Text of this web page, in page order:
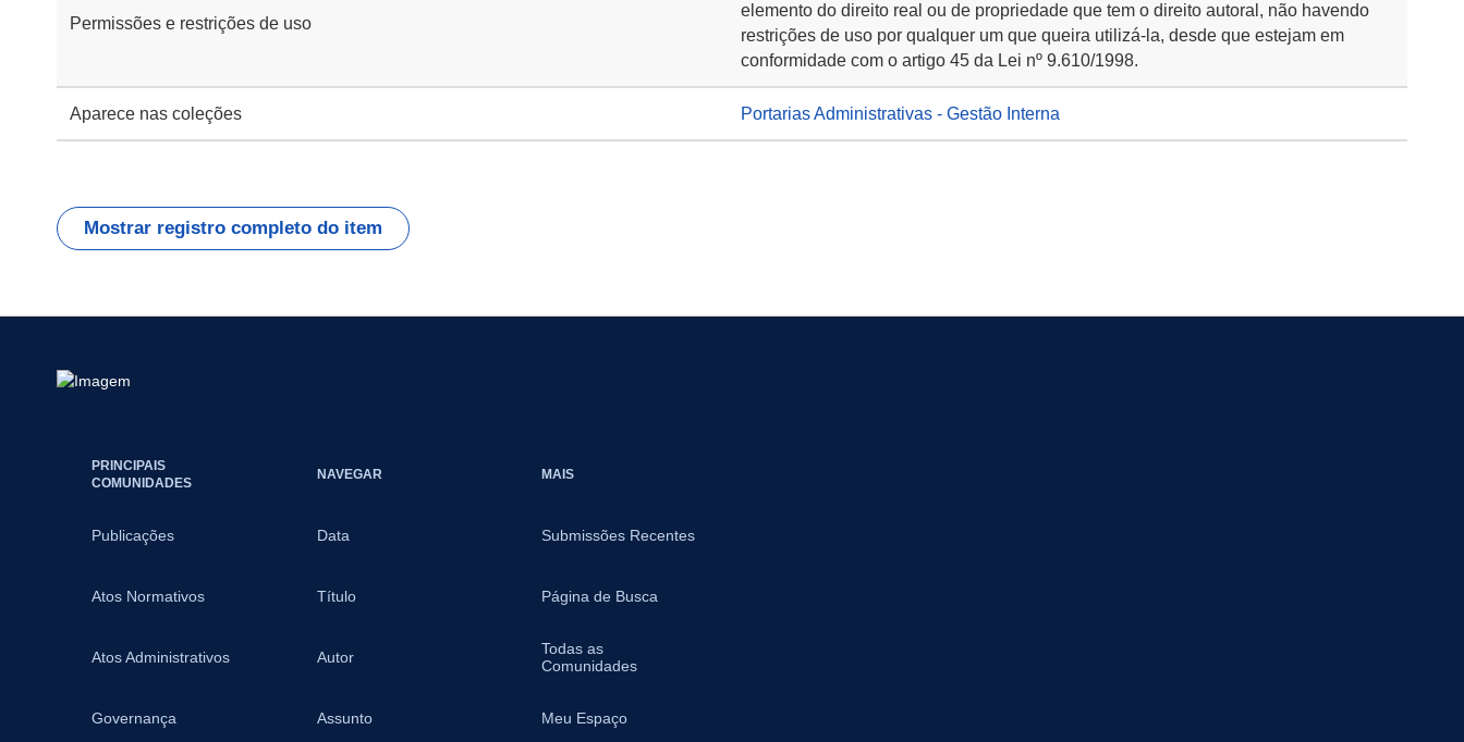
Permissões e restrições de uso
elemento do direito real ou de propriedade que tem o direito autoral, não havendo
restrições de uso por qualquer um que queira utilizá-la, desde que estejam em
conformidade com o artigo 45 da Lei nº 9.610/1998.
Aparece nas coleções Portarias Administrativas - Gestão Interna
Mostrar registro completo do item
PRINCIPAIS
COMUNIDADES
Publicações
Atos Normativos
Atos Administrativos
Governança
NAVEGAR
Data
Título
Autor
Assunto
MAIS
Submissões Recentes
Página de Busca
Todas as
Comunidades
Meu Espaço